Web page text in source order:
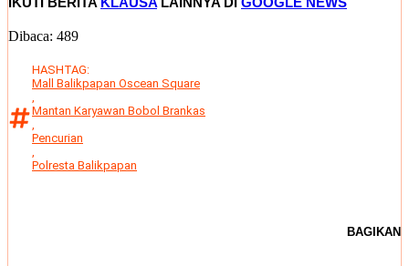
Dibaca: 489
HASHTAG:
Mall Balikpapan Oscean Square
,
Mantan Karyawan Bobol Brankas
,
Pencurian
,
Polresta Balikpapan
BAGIKAN